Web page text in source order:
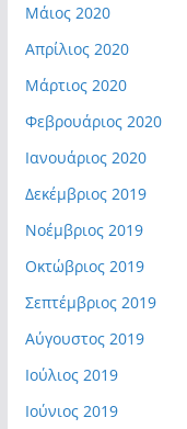
Μάιος 2020
Απρίλιος 2020
Μάρτιος 2020
Φεβρουάριος 2020
Ιανουάριος 2020
Δεκέμβριος 2019
Νοέμβριος 2019
Οκτώβριος 2019
Σεπτέμβριος 2019
Αύγουστος 2019
Ιούλιος 2019
Ιούνιος 2019